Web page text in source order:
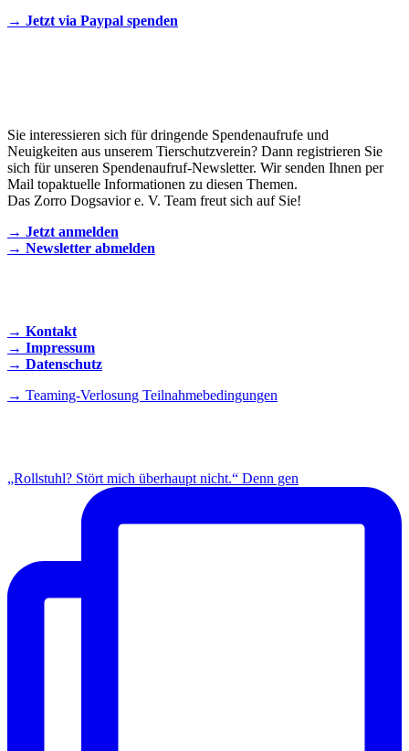
→ Jetzt via Paypal spenden
Sie interessieren sich für dringende Spendenaufrufe und
Neuigkeiten aus unserem Tierschutzverein? Dann registrieren Sie
sich für unseren Spendenaufruf-Newsletter. Wir senden Ihnen per
Mail topaktuelle Informationen zu diesen Themen.
Das Zorro Dogsavior e. V. Team freut sich auf Sie!
→ Jetzt anmelden
→ Newsletter abmelden
→ Kontakt
→ Impressum
→ Datenschutz
→ Teaming-Verlosung Teilnahmebedingungen
„Rollstuhl? Stört mich überhaupt nicht.“ Denn gen